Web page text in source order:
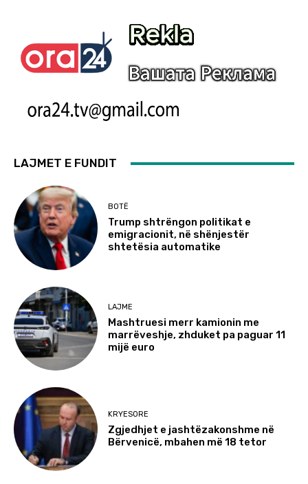
LAJMET E FUNDIT
BOTË
Trump shtrëngon politikat e
emigracionit, në shënjestër
shtetësia automatike
LAJME
Mashtruesi merr kamionin me
marrëveshje, zhduket pa paguar 11
mijë euro
KRYESORE
Zgjedhjet e jashtëzakonshme në
Bërvenicë, mbahen më 18 tetor